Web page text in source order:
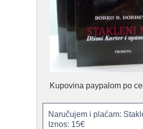
Kupovina paypalom po
Naručujem i plaćam:
Iznos: 15€